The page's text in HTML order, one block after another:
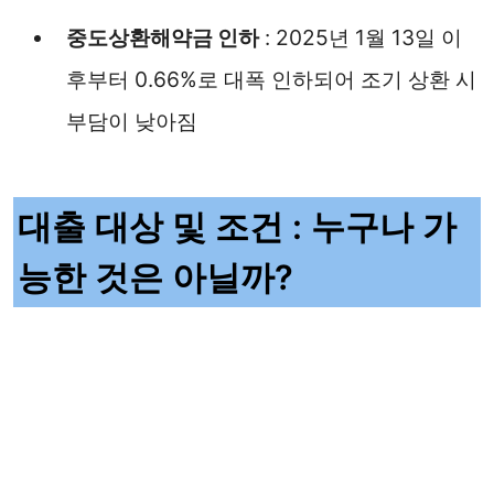
중도상환해약금 인하: 2025년 1월 13일 이
후부터 0.66%로 대폭 인하되어 조기 상환 시
부담이 낮아짐
대출 대상 및 조건 : 누구나 가
능한 것은 아닐까?